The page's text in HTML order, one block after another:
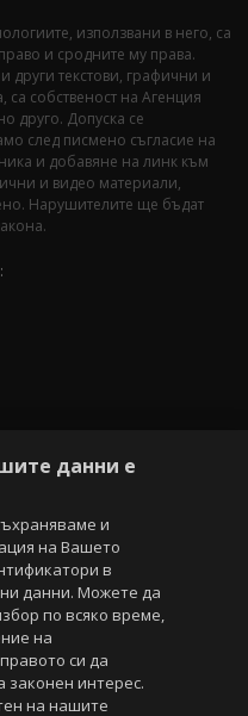
използвани в него, са
и сродните му права.
други текстови, графични и
са собственост на Агенция
друго. Допуска се
след писмено съгласие на
и добавяне на линк към
и видео материали,
Нарушителите ще бъдат
данни е
и
на Вашето
в
данни. Можете да
по всяко време,
на
си да
законен интерес.
на нашите